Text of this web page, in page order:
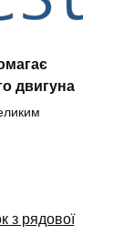
двигуна